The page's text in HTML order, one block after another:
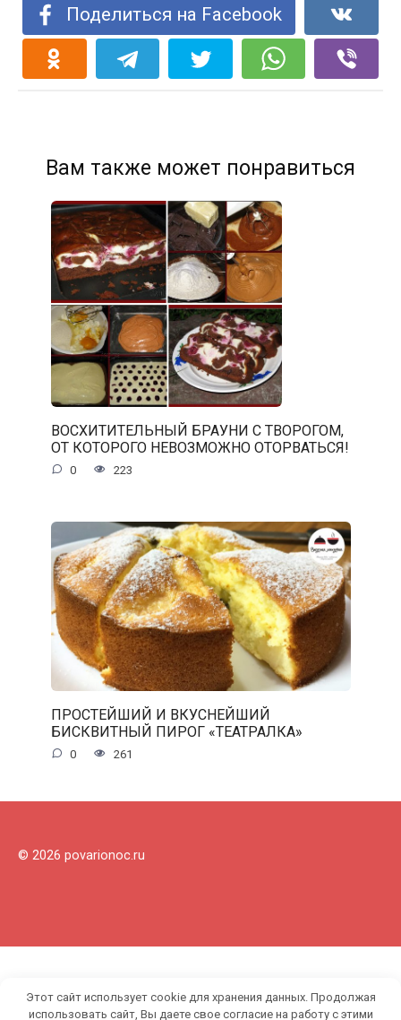
Поделиться на Facebook
Вам также может понравиться
ВОСХИТИТЕЛЬНЫЙ БРАУНИ С ТВОРОГОМ,
ОТ КОТОРОГО НЕВОЗМОЖНО ОТОРВАТЬСЯ!
0 223
ПРОСТЕЙШИЙ И ВКУСНЕЙШИЙ
БИСКВИТНЫЙ ПИРОГ «ТЕАТРАЛКА»
0 261
© 2026 povarionoc.ru
Этот сайт использует cookie для хранения данных. Продолжая
использовать сайт, Вы даете свое согласие на работу с этими